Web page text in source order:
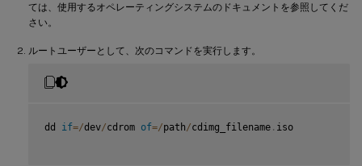
ては、使用するオペレーティングシステムのドキュメントを参照してくだ
さい。
ルートユーザーとして、次のコマンドを実行します。
dd if=/dev/cdrom of=/path/cdimg_filename . iso